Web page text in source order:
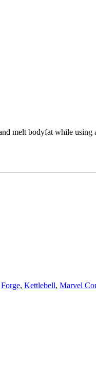
melt bodyfat while
Forge, Kettlebell, Marvel